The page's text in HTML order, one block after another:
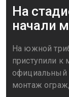
На
начали
На южной
приступили к
официальный
монтаж